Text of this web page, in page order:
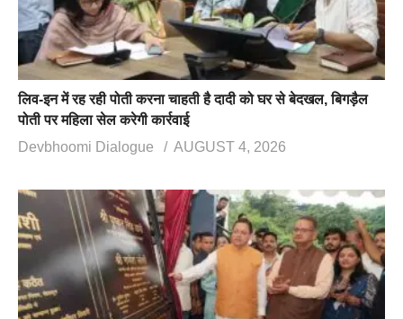
लिव-इन में रह रही पोती करना चाहती है दादी को घर से बेदखल, बिगड़ैल
पोती पर महिला सेल करेगी कार्रवाई
Devbhoomi Dialogue
AUGUST 4, 2026